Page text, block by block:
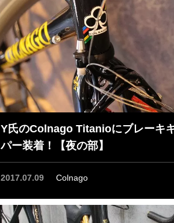
Y氏のColnago Titanioにブレーキ
パー装着！【夜の部】
2017.07.09 Colnago